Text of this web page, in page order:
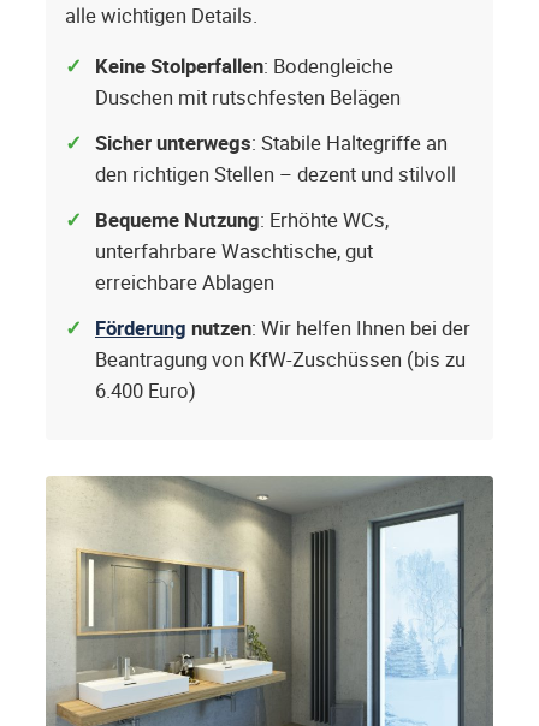
alle wichtigen Details.
Keine Stolperfallen: Bodengleiche
Duschen mit rutschfesten Belägen
Sicher unterwegs: Stabile Haltegriffe an
den richtigen Stellen – dezent und stilvoll
Bequeme Nutzung: Erhöhte WCs,
unterfahrbare Waschtische, gut
erreichbare Ablagen
Förderung nutzen: Wir helfen Ihnen bei der
Beantragung von KfW-Zuschüssen (bis zu
6.400 Euro)